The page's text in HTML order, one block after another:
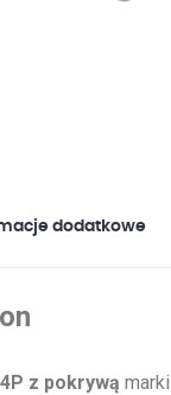
dodatkowe
z pokrywą